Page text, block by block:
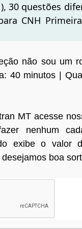
30 questões
CNH
não sou um
40 minutos |
MT acesse
nenhum
exibe o valor
boa